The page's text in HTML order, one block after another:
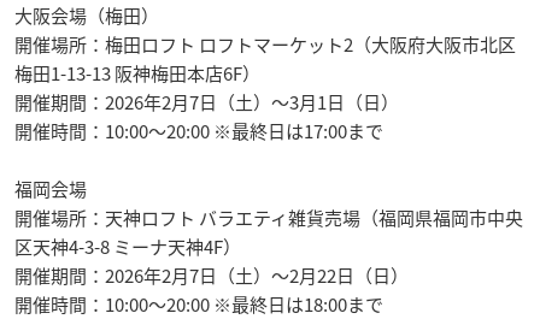
大阪会場（梅田）
開催場所：梅田ロフト ロフトマーケット2（大阪府大阪市北区
梅田1-13-13 阪神梅田本店6F）
開催期間：2026年2月7日（土）〜3月1日（日）
開催時間：10:00〜20:00 ※最終日は17:00まで
福岡会場
開催場所：天神ロフト バラエティ雑貨売場（福岡県福岡市中央
区天神4-3-8 ミーナ天神4F）
開催期間：2026年2月7日（土）〜2月22日（日）
開催時間：10:00〜20:00 ※最終日は18:00まで